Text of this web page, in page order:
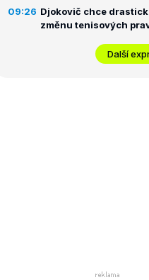
09:26 Djokovič chce
změnu tenisových
Další